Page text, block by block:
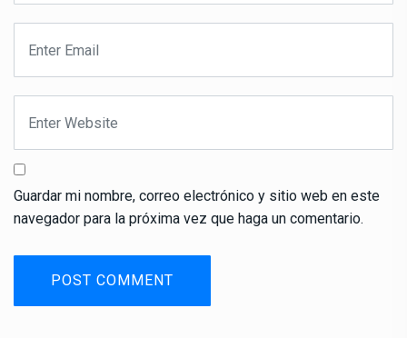
Guardar mi nombre, correo electrónico y sitio web en este
navegador para la próxima vez que haga un comentario.